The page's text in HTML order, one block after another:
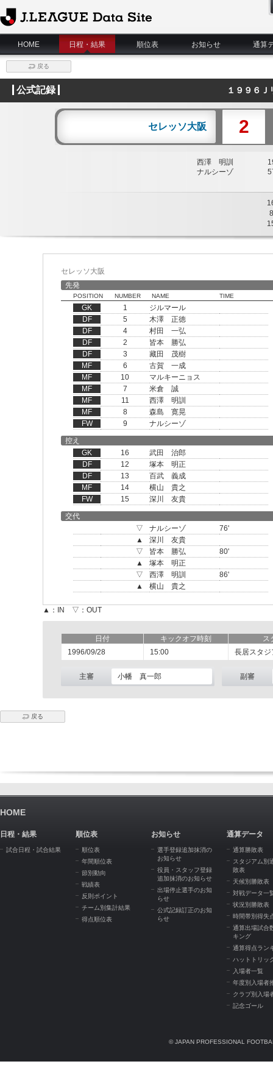
J.League Data Site
HOME
日程・結果 順位表 お知らせ 通算
戻る
公式記録 １９９６
セレッソ大阪 2
西澤 明訓
ナルシーゾ
8
セレッソ大阪
先発
POSITION NUMBER NAME TIME
GK 1
ジルマール
DF
5
木澤 正徳
DF
4
村田 一弘
DF
2
皆本 勝弘
DF
3
藏田 茂樹
MF
6
古賀 一成
MF
10
マルキーニョス
MF
7
米倉 誠
MF
11
西澤 明訓
MF
8
森島 寛晃
FW
9
ナルシーゾ
控え
GK
16
武田 治郎
DF
12
塚本 明正
DF
13
百武 義成
MF
14
横山 貴之
FW
15
深川 友貴
交代
▽
ナルシーゾ
76'
▲
深川 友貴
▽
皆本 勝弘
80'
▲
塚本 明正
▽
西澤 明訓
86'
▲
横山 貴之
▲：IN ▽：OUT
日付 キックオフ時刻
ス
1996/09/28
15:00 長居スタジ
主審 小幡 真一郎 副審
戻る
HOME
日程・結果
試合日程・試合結果
順位表
順位表
年間順位表
節別動向
戦績表
反則ポイント
チーム別集計結果
得点順位表
お知らせ
選手登録追加抹消の
お知らせ
役員・スタッフ登録
追加抹消のお知らせ
出場停止選手のお知
らせ
公式記録訂正のお知
らせ
通算データ
通算勝敗表
スタジアム別
敗表
天候別勝敗表
対戦データ一
状況別勝敗表
時間帯別得失
通算出場試合
キング
通算得点ラン
ハットトリッ
入場者一覧
年度別入場者
クラブ別入場
記念ゴール
© JAPAN PROFESSIONAL